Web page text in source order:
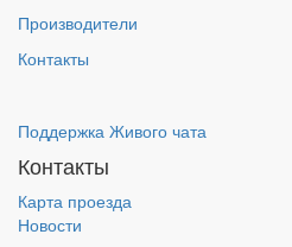
Производители
Контакты
Поддержка Живого чата
Контакты
Карта проезда
Новости